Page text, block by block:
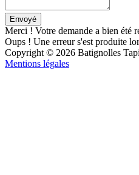
Merci ! Votre demande a bien été
Oups ! Une erreur s'est produite
Copyright © 2026 Batignolles
Mentions légales